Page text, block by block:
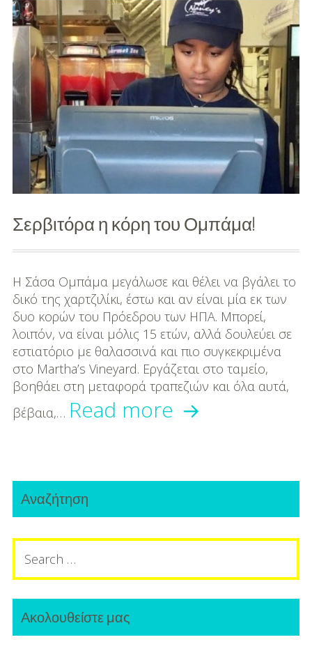
ως
Άγιος
Βασίλης
σε
νοσοκομείο
για
παιδιά
(βίντεο)
Σερβιτόρα η κόρη του Ομπάμα!
Η Σάσα Ομπάμα μεγάλωσε και θέλει να βγάλει το
δικό της χαρτζιλίκι, έστω και αν είναι μία εκ των
δυο κορών του Πρόεδρου των ΗΠΑ. Μπορεί,
λοιπόν, να είναι μόλις 15 ετών, αλλά δουλεύει σε
εστιατόριο με θαλασσινά και πιο συγκεκριμένα
στο Martha’s Vineyard. Εργάζεται στο ταμείο,
βοηθάει στη μεταφορά τραπεζιών και όλα αυτά,
βέβαια,… Read more Σερβιτόρα
Ομπάμα!
Primary
Sidebar
Αναζήτηση
Search
for:
Ακολουθείστε μας